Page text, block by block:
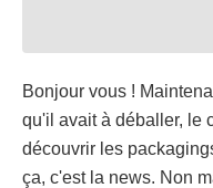
Bonjour vous !
qu'il avait à déballer, le
découvrir les
ça, c'est la news. Non